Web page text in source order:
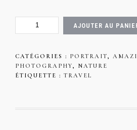
QUANTITÉ
AJOUTER AU
CATÉGORIES : PORTRAIT,
PHOTOGRAPHY, NATURE
ÉTIQUETTE : TRAVEL